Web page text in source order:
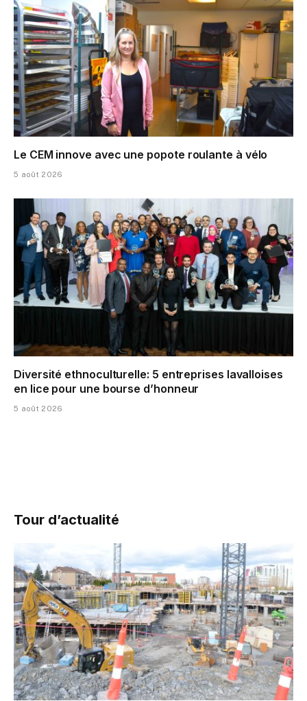
Le CEM innove avec une popote roulante à vélo
5 août 2026
Diversité ethnoculturelle: 5 entreprises lavalloises
en lice pour une bourse d’honneur
5 août 2026
Tour d’actualité